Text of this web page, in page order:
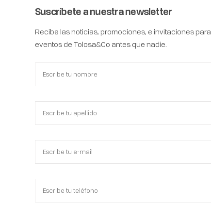
Suscríbete a nuestra newsletter
Recibe las noticias, promociones, e invitaciones para
eventos de Tolosa&Co antes que nadie.